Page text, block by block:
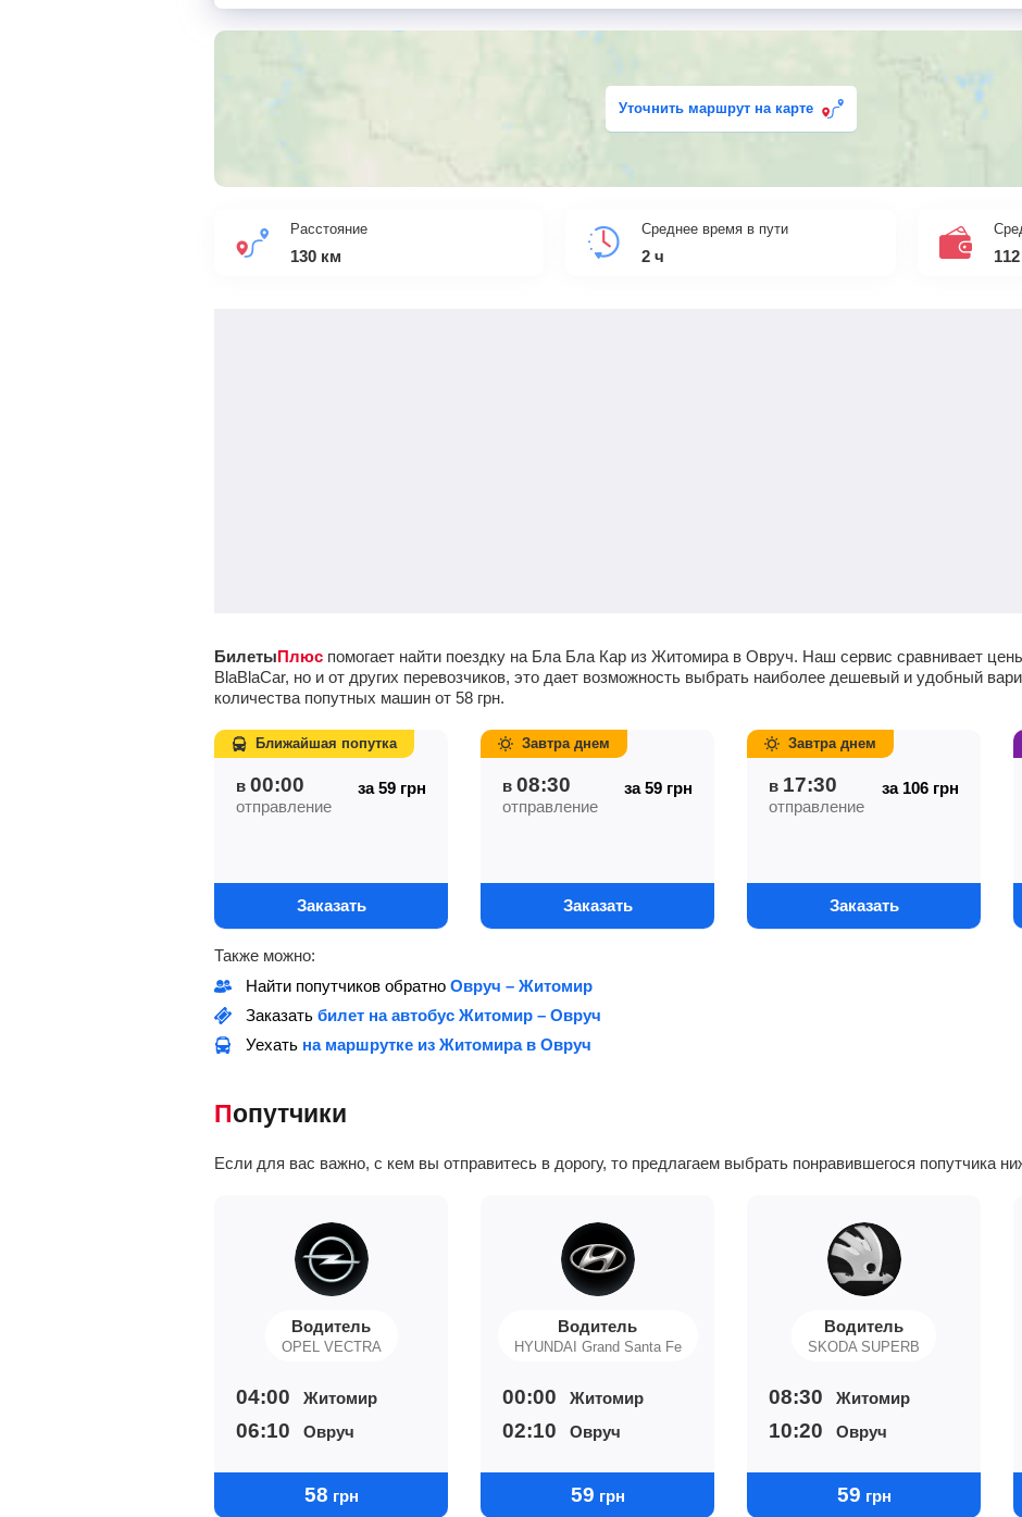
Уточнить маршрут на карте
Расстояние
130 км
Среднее время в пути
2 ч 112
БилетыПлюс помогает найти поездку на Бла Бла Кар из Житомира в Овруч. Наш сервис сравнивает
BlaBlaCar, но и от других перевозчиков, это дает возможность выбрать наиболее дешевый и удобный
количества попутных машин от 58 грн.
в 00:00 за 59 грн
отправление
Заказать
Ближайшая попутка
в 08:30 за 59 грн
отправление
Заказать
Завтра днем
в 17:30 за 106 грн
отправление
Заказать
Завтра днем
Также можно:
Найти попутчиков обратно Овруч – Житомир
Заказать билет на автобус Житомир – Овруч
Уехать на маршрутке из Житомира в Овруч
Попутчики
Если для вас важно, с кем вы отправитесь в дорогу, то предлагаем выбрать понравившегося попутчика
Водитель
OPEL VECTRA
04:00 Житомир
06:10 Овруч
58 грн
Водитель
HYUNDAI Grand Santa Fe
00:00 Житомир
02:10 Овруч
59 грн
Водитель
SKODA SUPERB
08:30 Житомир
10:20 Овруч
59 грн